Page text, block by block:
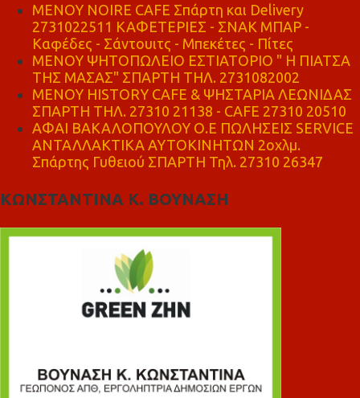
MENOY NOIRE CAFE Σπάρτη και Delivery
2731022511 ΚΑΦΕΤΕΡΙΕΣ - ΣΝΑΚ ΜΠΑΡ -
Καφέδες - Σάντουιτς - Μπεκέτες - Πίτες
ΜΕΝΟΥ ΨΗΤΟΠΩΛΕΙΟ ΕΣΤΙΑΤΟΡΙΟ " Η ΠΙΑΤΣΑ
ΤΗΣ ΜΑΣΑΣ" ΣΠΑΡΤΗ ΤΗΛ. 2731082002
ΜΕΝΟΥ HISTORY CAFE & ΨΗΣΤΑΡΙΑ ΛΕΩΝΙΔΑΣ
ΣΠΑΡΤΗ ΤΗΛ. 27310 21138 - CAFE 27310 20510
ΑΦΑΙ ΒΑΚΑΛΟΠΟΥΛΟΥ Ο.Ε ΠΩΛΗΣΕΙΣ SERVICE
ΑΝΤΑΛΛΑΚΤΙΚΑ ΑΥΤΟΚΙΝΗΤΩΝ 2οχλμ.
Σπάρτης Γυθειού ΣΠΑΡΤΗ Τηλ. 27310 26347
ΚΩΝΣΤΑΝΤΙΝΑ Κ. ΒΟΥΝΑΣΗ